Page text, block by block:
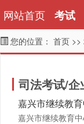
网站首页 考试
您的位置： 首页 >>
司法考试/
嘉兴市继续教
嘉兴市继续教育